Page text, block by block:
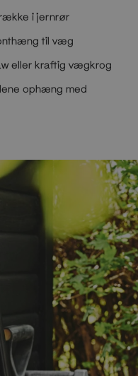
i jernrør
til væg
eller kraftig vægkrog
ophæng med